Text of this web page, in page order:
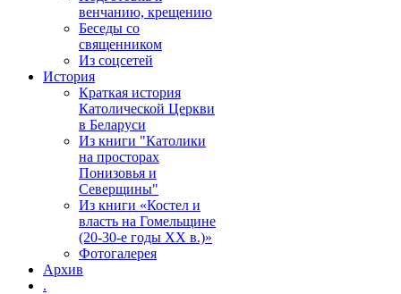
венчанию, крещению
Беседы со
священником
Из соцсетей
История
Краткая история
Католической Церкви
в Беларуси
Из книги "Католики
на просторах
Понизовья и
Северщины"
Из книги «Костел и
власть на Гомельщине
(20-30-е годы ХХ в.)»
Фотогалерея
Архив
.